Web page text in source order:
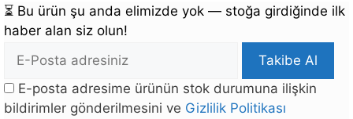
⏳ Bu ürün şu anda elimizde yok — stoğa girdiğinde ilk
haber alan siz olun!
Adresi
Takibe Al
E-posta adresime ürünün stok durumuna ilişkin
bildirimler gönderilmesini ve Gizlilik Politikası